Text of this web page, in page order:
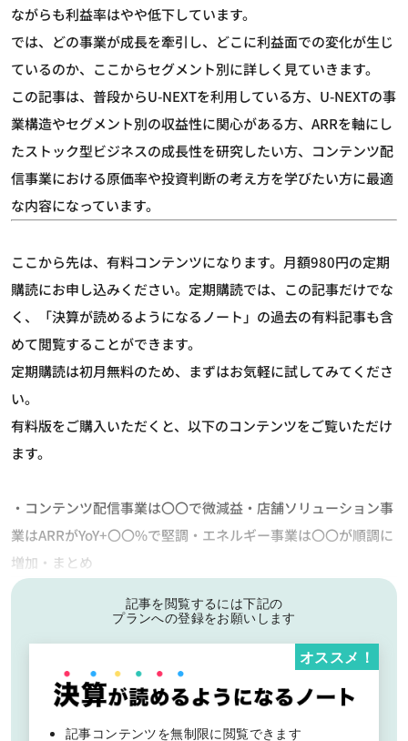
ながらも利益率はやや低下しています。
では、どの事業が成長を牽引し、どこに利益面での変化が生じ
ているのか、ここからセグメント別に詳しく見ていきます。
この記事は、普段からU-NEXTを利用している方、U-NEXTの事
業構造やセグメント別の収益性に関心がある方、ARRを軸にし
たストック型ビジネスの成長性を研究したい方、コンテンツ配
信事業における原価率や投資判断の考え方を学びたい方に最適
な内容になっています。
ここから先は、有料コンテンツになります。月額980円の定期
購読にお申し込みください。定期購読では、この記事だけでな
く、「決算が読めるようになるノート」の過去の有料記事も含
めて閲覧することができます。
定期購読は初月無料のため、まずはお気軽に試してみてくださ
い。
有料版をご購入いただくと、以下のコンテンツをご覧いただけ
ます。
・コンテンツ配信事業は〇〇で微減益・店舗ソリューション事
業はARRがYoY+〇〇%で堅調・エネルギー事業は〇〇が順調に
増加・まとめ
記事を閲覧するには下記の
プランへの登録をお願いします
記事コンテンツを無制限に閲覧できます
オススメ！